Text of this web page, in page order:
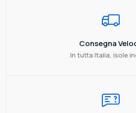
Consegna
In tutta Italia, isole